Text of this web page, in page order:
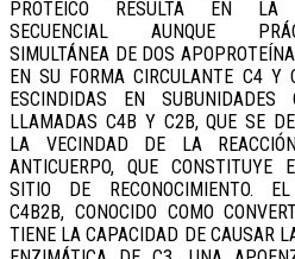
PROTEICO RESULTA EN LA
SECUENCIAL AUNQUE
SIMULTÁNEA DE DOS
EN SU FORMA CIRCULANTE C4 Y
ESCINDIDAS EN SUBUNIDADES
LLAMADAS C4B Y C2B, QUE SE
LA VECINDAD DE LA
ANTICUERPO, QUE CONSTITUYE
SITIO DE RECONOCIMIENTO.
C4B2B, CONOCIDO COMO
TIENE LA CAPACIDAD DE CAUSAR